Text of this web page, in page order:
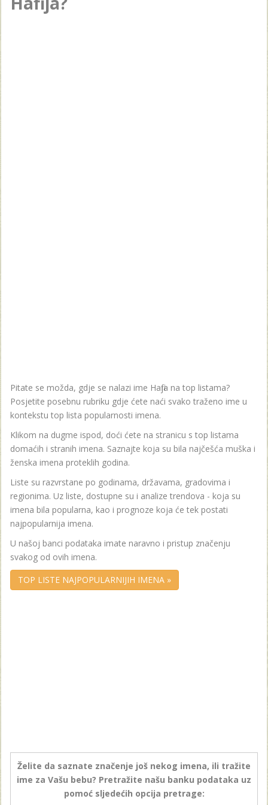
Pitate se možda, gdje se nalazi ime Hafija na top listama?
Posjetite posebnu rubriku gdje ćete naći svako traženo ime u
kontekstu top lista popularnosti imena.
Klikom na dugme ispod, doći ćete na stranicu s top listama
domaćih i stranih imena. Saznajte koja su bila najčešća muška i
ženska imena proteklih godina.
Liste su razvrstane po godinama, državama, gradovima i
regionima. Uz liste, dostupne su i analize trendova - koja su
imena bila popularna, kao i prognoze koja će tek postati
najpopularnija imena.
U našoj banci podataka imate naravno i pristup značenju
svakog od ovih imena.
TOP LISTE NAJPOPULARNIJIH IMENA »
Želite da saznate značenje još nekog imena, ili tražite
ime za Vašu bebu? Pretražite našu banku podataka uz
pomoć sljedećih opcija pretrage: